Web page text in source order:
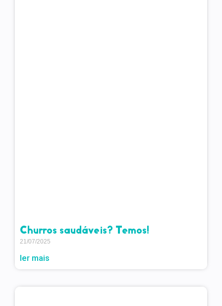
Churros saudáveis? Temos!
21/07/2025
ler mais